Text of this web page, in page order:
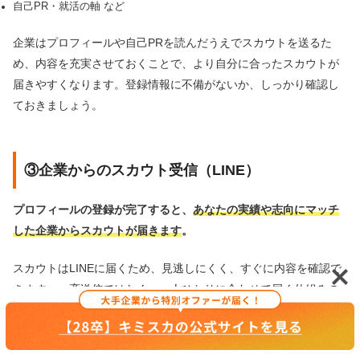
自己PR・就活の軸 など
企業はプロフィールや自己PRを読んだうえでスカウトを送るた
め、内容を充実させておくことで、より自分に合ったスカウトが
届きやすくなります。登録情報に不備がないか、しっかり確認し
ておきましょう。
③企業からのスカウト受信（LINE）
プロフィールの登録が完了すると、 あなたの実績や志向にマッチ
した企業からスカウトが届きます。
スカウトはLINEに届くため、見逃しにくく、すぐに内容を確認で
きます。一斉送信ではなく、一人ひとりに合わせて届く仕組みの
ため、魅力的なスカウトが届きやすい傾向があります。
気になる企業からスカウトが届いたら、内容を確認して選考に進